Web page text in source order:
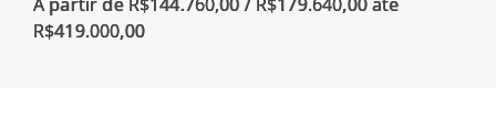
R$419.000,00